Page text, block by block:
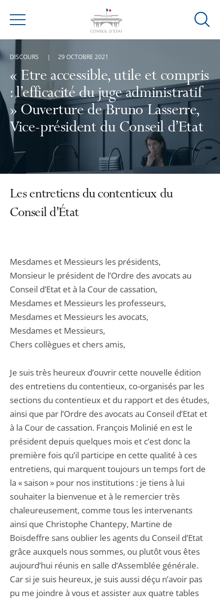
Menu
Ouvrir
« Etre accessible, utile et compris
: l’efficacité du juge administratif
» Ouverture de Bruno Lasserre,
Vice-président du Conseil d’Etat
DISCOURS 29 OCTOBRE 2021
Les entretiens du contentieux du
Conseil d'État
Mesdames et Messieurs les présidents,
Monsieur le président de l’Ordre des avocats au
Conseil d’Etat et à la Cour de cassation,
Mesdames et Messieurs les professeurs,
Mesdames et Messieurs les avocats,
Mesdames et Messieurs,
Chers collègues et chers amis,
Je suis très heureux d’ouvrir cette nouvelle édition
des entretiens du contentieux, co-organisés par les
sections du contentieux et du rapport et des études,
ainsi que par l’Ordre des avocats au Conseil d’Etat et
à la Cour de cassation. François Molinié en est le
président depuis quelques mois et c’est donc la
première fois qu’il participe en cette qualité à ces
entretiens, qui marquent toujours un temps fort de
la « saison » pour nos institutions : je tiens à lui
souhaiter la bienvenue et à le remercier très
chaleureusement, comme tous les intervenants
ainsi que Christophe Chantepy, Martine de
Boisdeffre sans oublier les agents du Conseil d’Etat
grâce auxquels nous sommes, ou plutôt vous êtes
aujourd’hui réunis en salle d’Assemblée générale.
Car si je suis heureux, je suis aussi déçu n’avoir pas
pu me joindre à vous et assister aux quatre tables